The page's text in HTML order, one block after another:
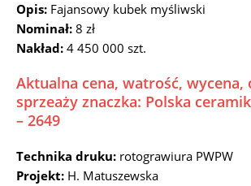
Opis: Fajansowy kubek myśliwski
Nominał: 8 zł
Nakład: 4 450 000 szt.
Aktualna cena, watrość, wycena,
sprzeaży znaczka: Polska
– 2649
Technika druku: rotograwiura PWPW
Projekt: H. Matuszewska